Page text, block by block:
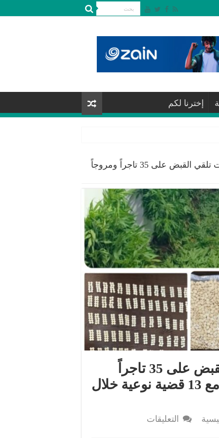
إخترنا لكم
إدارة مكافحة المخدرات تلقي القبض على 35 تاجراً ومروجاً
إدارة مكافحة المخدرات تلقي القبض على 35 تاجراً
ومروجاً للمخدرات خلال تعاملها مع 13 قضية نوعية خلال
التعليقات